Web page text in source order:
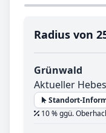
Radius von
Grünwald
Aktueller
Standort-
10 % ggü.